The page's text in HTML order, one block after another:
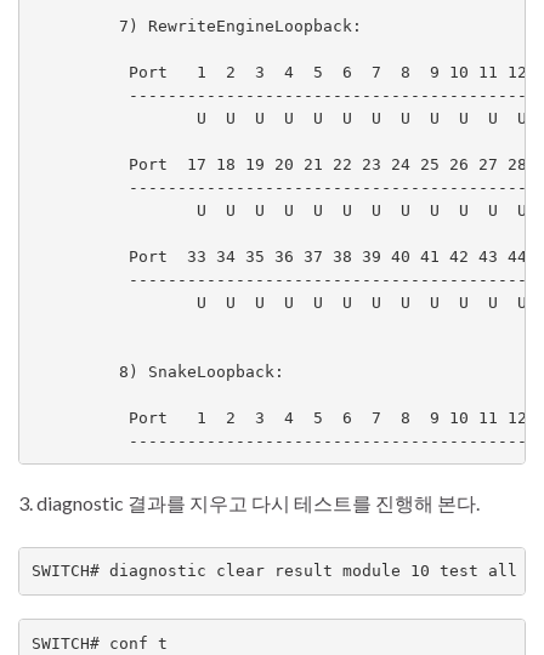
         7) RewriteEngineLoopback:
Port   1  2  3  4  5  6  7  8  9 10 11 12
U  U  U  U  U  U  U  U  U  U  U  U
Port  17 18 19 20 21 22 23 24 25 26 27 28
U  U  U  U  U  U  U  U  U  U  U  U
Port  33 34 35 36 37 38 39 40 41 42 43 44
U  U  U  U  U  U  U  U  U  U  U  U
         8) SnakeLoopback:
Port   1  2  3  4  5  6  7  8  9 10 11 12
3. diagnostic 결과를 지우고 다시 테스트를 진행해 본다.
SWITCH# diagnostic clear result module 10 test all
SWITCH# conf t